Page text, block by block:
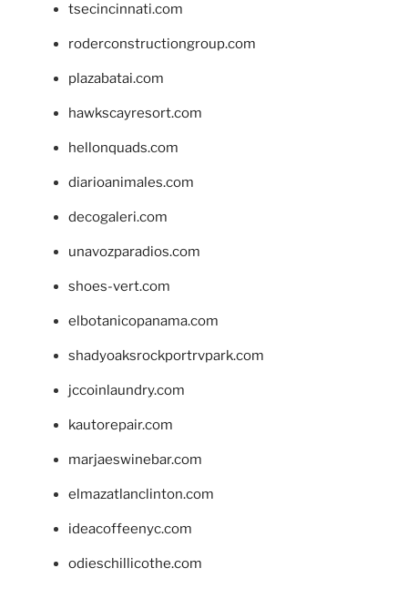
tsecincinnati.com
roderconstructiongroup.com
plazabatai.com
hawkscayresort.com
hellonquads.com
diarioanimales.com
decogaleri.com
unavozparadios.com
shoes-vert.com
elbotanicopanama.com
shadyoaksrockportrvpark.com
jccoinlaundry.com
kautorepair.com
marjaeswinebar.com
elmazatlanclinton.com
ideacoffeenyc.com
odieschillicothe.com